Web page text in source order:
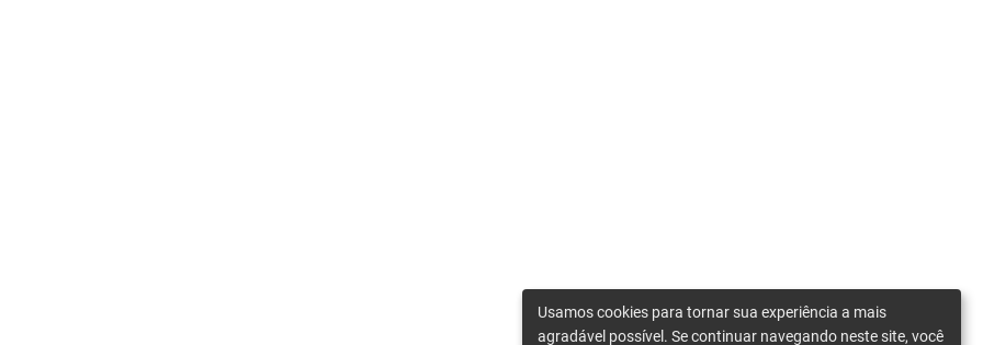
Usamos cookies para tornar sua experiência a mais
agradável possível. Se continuar navegando neste site, você